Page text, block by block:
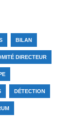
BILAN
DIRECTEUR
DÉTECTION